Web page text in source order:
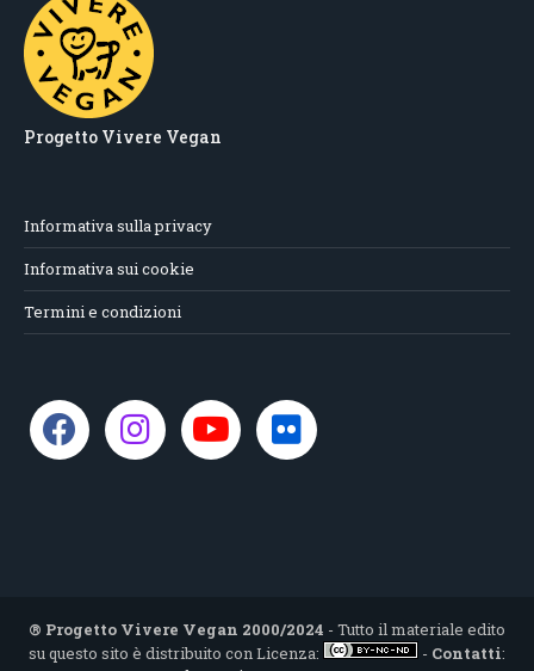
Progetto Vivere Vegan
Informativa sulla privacy
Informativa sui cookie
Termini e condizioni
® Progetto Vivere Vegan 2000/2024 - Tutto il materiale edito
su questo sito è distribuito con Licenza:
- Contatti: